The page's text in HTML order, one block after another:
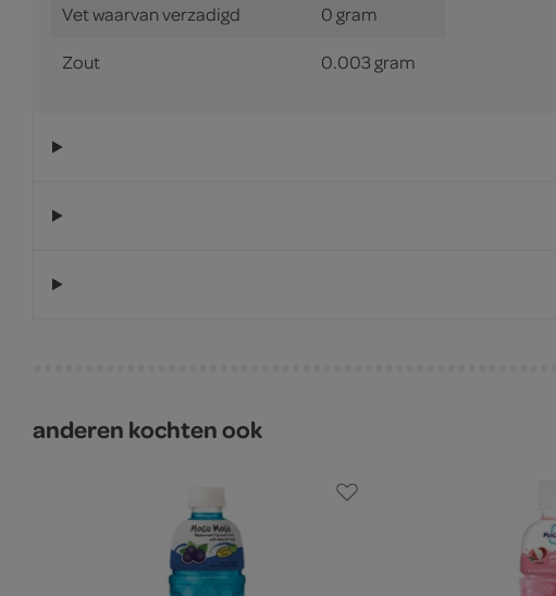
Vet waarvan verzadigd 0 gram
Zout 0.003 gram
anderen kochten ook